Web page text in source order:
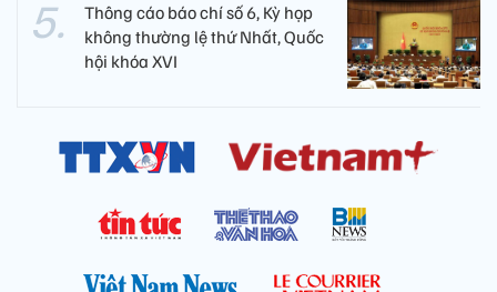
Thông cáo báo chí số 6, Kỳ họp
không thường lệ thứ Nhất, Quốc
hội khóa XVI